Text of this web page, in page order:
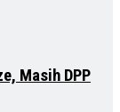
Masih DPP